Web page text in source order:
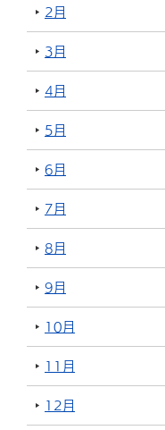
2月
3月
4月
5月
6月
7月
8月
9月
10月
11月
12月